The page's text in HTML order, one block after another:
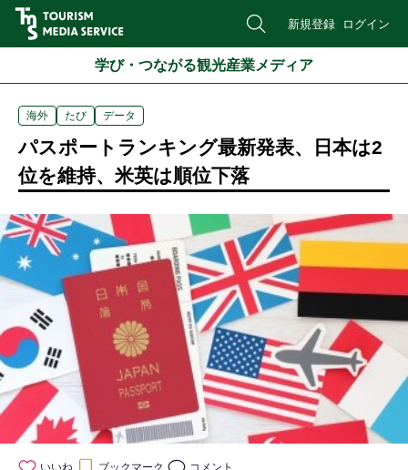
新規登録 ログイン
学び・つながる観光産業メディア
海外 たび データ
パスポートランキング最新発表、日本は2
位を維持、米英は順位下落
いいね ブックマーク コメント